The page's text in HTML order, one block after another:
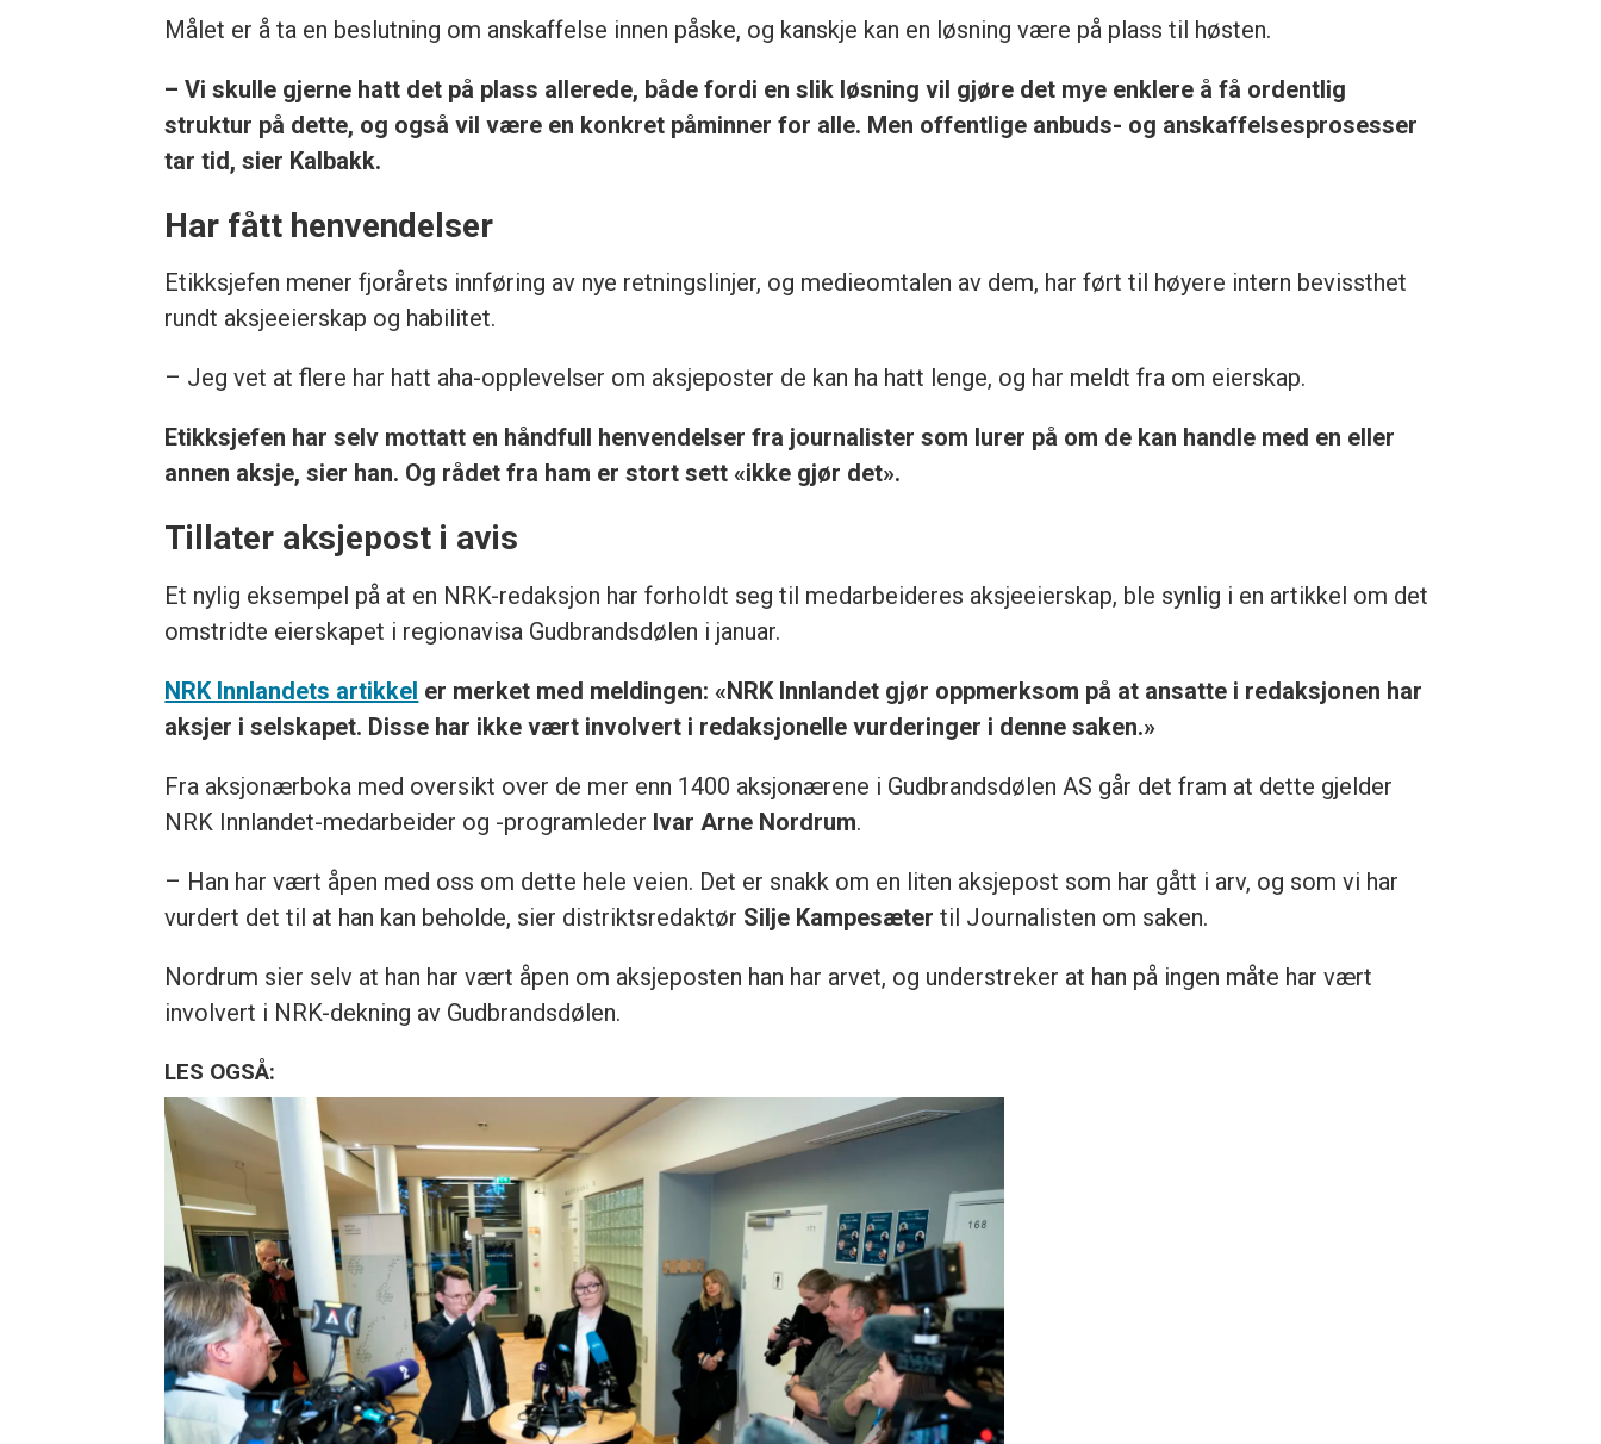
Målet er å ta en beslutning om anskaffelse innen påske, og kanskje kan en løsning være på plass til høsten.
– Vi skulle gjerne hatt det på plass allerede, både fordi en slik løsning vil gjøre det mye enklere å få ordentlig
struktur på dette, og også vil være en konkret påminner for alle. Men offentlige anbuds- og anskaffelsesprosesser
tar tid, sier Kalbakk.
Har fått henvendelser
Etikksjefen mener fjorårets innføring av nye retningslinjer, og medieomtalen av dem, har ført til høyere intern bevissthet
rundt aksjeeierskap og habilitet.
– Jeg vet at flere har hatt aha-opplevelser om aksjeposter de kan ha hatt lenge, og har meldt fra om eierskap.
Etikksjefen har selv mottatt en håndfull henvendelser fra journalister som lurer på om de kan handle med en eller
annen aksje, sier han. Og rådet fra ham er stort sett «ikke gjør det».
Tillater aksjepost i avis
Et nylig eksempel på at en NRK-redaksjon har forholdt seg til medarbeideres aksjeeierskap, ble synlig i en artikkel om det
omstridte eierskapet i regionavisa Gudbrandsdølen i januar.
NRK Innlandets artikkel er merket med meldingen: «NRK Innlandet gjør oppmerksom på at ansatte i redaksjonen har
aksjer i selskapet. Disse har ikke vært involvert i redaksjonelle vurderinger i denne saken.»
Fra aksjonærboka med oversikt over de mer enn 1400 aksjonærene i Gudbrandsdølen AS går det fram at dette gjelder
NRK Innlandet-medarbeider og -programleder Ivar Arne Nordrum.
– Han har vært åpen med oss om dette hele veien. Det er snakk om en liten aksjepost som har gått i arv, og som vi har
vurdert det til at han kan beholde, sier distriktsredaktør Silje Kampesæter til Journalisten om saken.
Nordrum sier selv at han har vært åpen om aksjeposten han har arvet, og understreker at han på ingen måte har vært
involvert i NRK-dekning av Gudbrandsdølen.
LES OGSÅ: